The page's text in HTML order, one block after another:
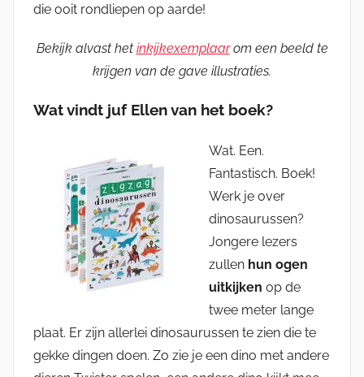
die ooit rondliepen op aarde!
Bekijk alvast het inkijkexemplaarom een beeld te
krijgen van de gave illustraties.
Wat vindt juf Ellen van het boek?
Wat. Een.
Fantastisch. Boek!
Werk je over
dinosaurussen?
Jongere lezers
zullen hun ogen
uitkijken op de
twee meter lange
plaat. Er zijn allerlei dinosaurussen te zien die te
gekke dingen doen. Zo zie je een dino met andere